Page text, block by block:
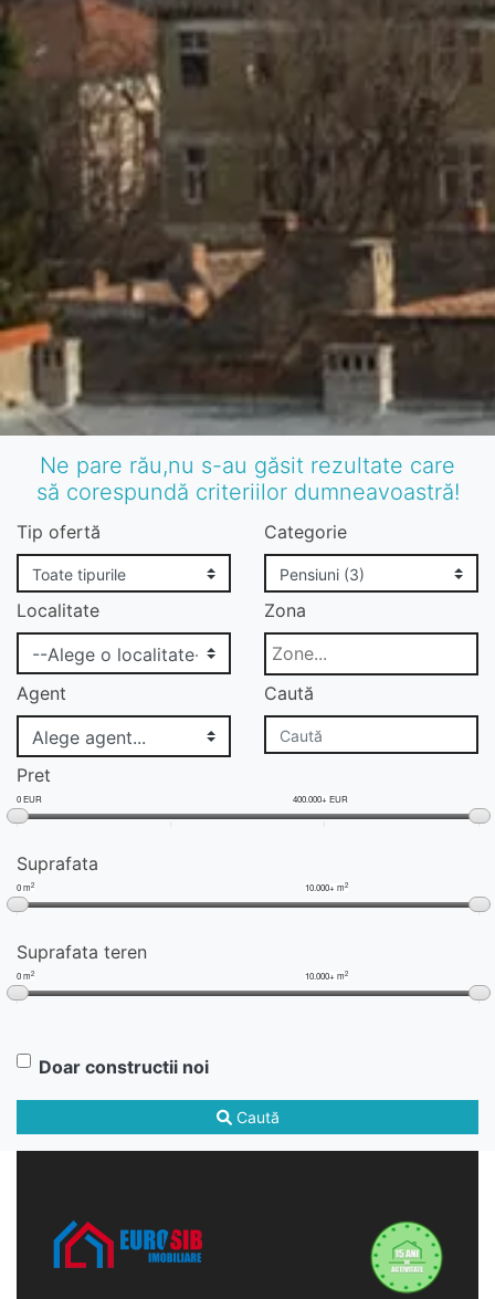
Ne pare rău,nu s-au găsit rezultate care
să corespundă criteriilor dumneavoastră!
Tip ofertă Categorie
Localitate Zona
Agent Caută
Pret
0 EUR 400.000+ EUR
Suprafata
0 m2 10.000+ m2
Suprafata teren
0 m2 10.000+ m2
Doar constructii noi
Caută